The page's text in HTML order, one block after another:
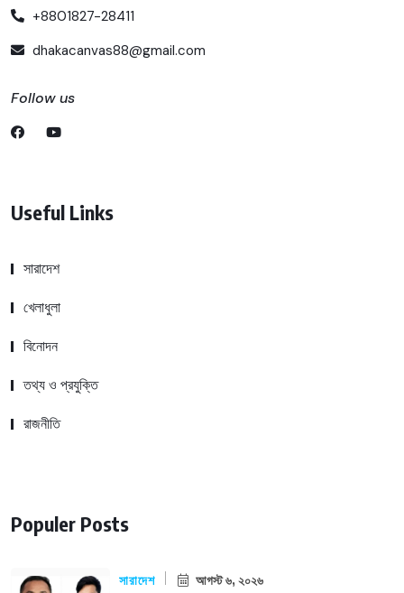
+8801827-28411
dhakacanvas88@gmail.com
Follow us
Useful Links
সারাদেশ
খেলাধুলা
বিনোদন
তথ্য ও প্রযুক্তি
রাজনীতি
Populer Posts
সারাদেশ আগস্ট ৬, ২০২৬